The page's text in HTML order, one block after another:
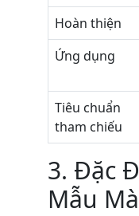
Hoàn thiện
Ứng dụng
Tiêu chuẩn
tham chiếu
3. Đặc
Mẫu